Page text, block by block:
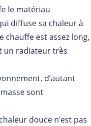
le matériau
diffuse sa chaleur à
chauffe est assez long,
un radiateur très
d’autant
sont
douce n’est pas